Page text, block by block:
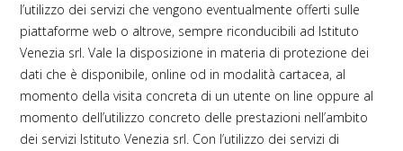
l’utilizzo dei servizi che vengono eventualmente offerti sulle
piattaforme web o altrove, sempre riconducibili ad Istituto
Venezia srl. Vale la disposizione in materia di protezione dei
dati che è disponibile, online od in modalità cartacea, al
momento della visita concreta di un utente on line oppure al
momento dell’utilizzo concreto delle prestazioni nell’ambito
dei servizi Istituto Venezia srl. Con l’utilizzo dei servizi di